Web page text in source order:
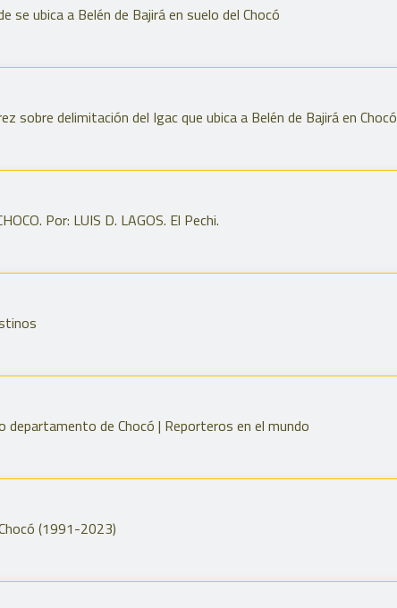
se ubica a Belén de Bajirá en suelo del Chocó
sobre delimitación del Igac que ubica a Belén de Bajirá en Chocó
Por: LUIS D. LAGOS. El Pechi.
departamento de Chocó | Reporteros en el mundo
(1991-2023)